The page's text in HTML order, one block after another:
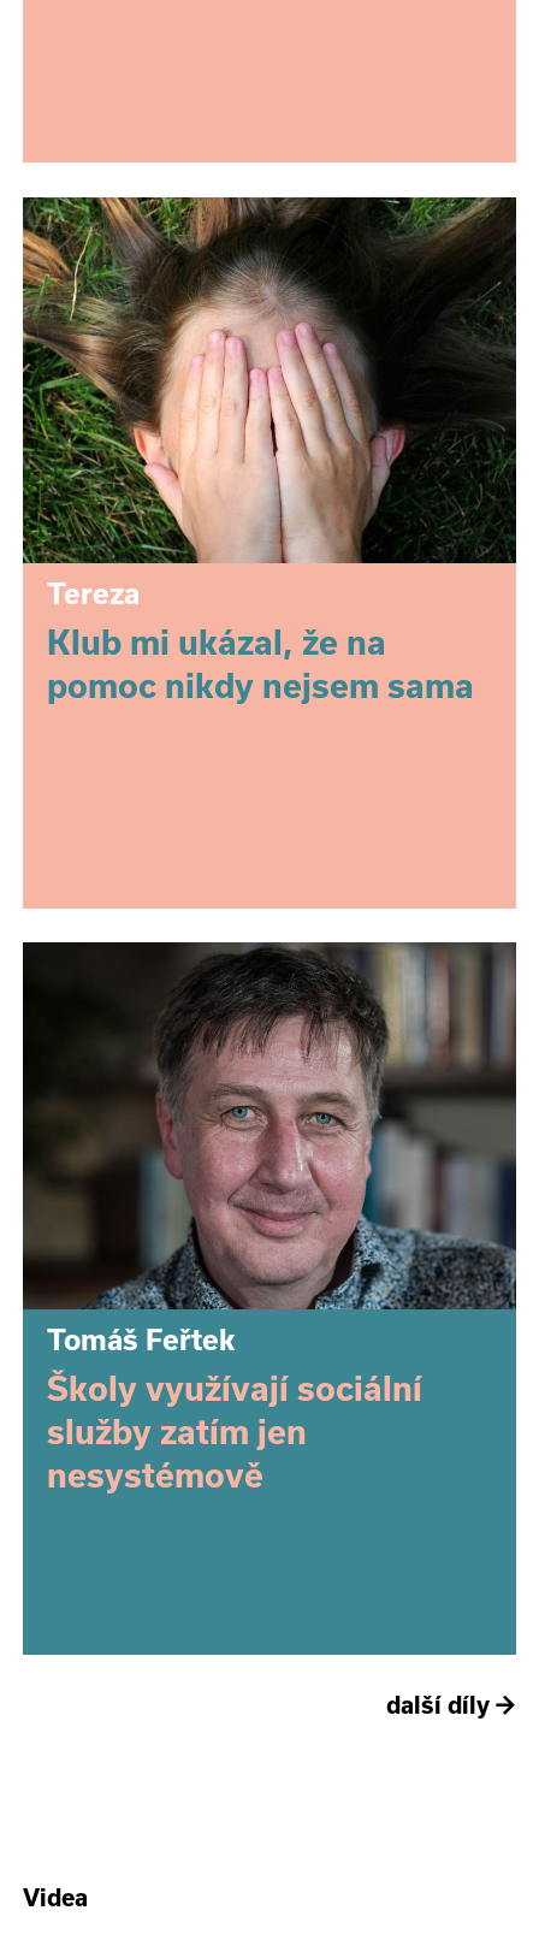
Tereza
Klub mi ukázal, že na
pomoc nikdy nejsem sama
Tomáš Feřtek
Školy využívají sociální
služby zatím jen
nesystémově
další díly →
Videa